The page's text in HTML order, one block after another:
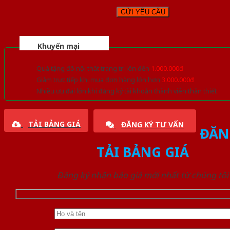
Khuyến mại
Quà tặng đồ nội thất trang trí lên đến 1.000.000đ
Giảm trực tiếp khi mua đơn hàng lớn hơn 3.000.000đ
Nhiều ưu đãi lớn khi đăng ký tài khoản thành viên thân thiết
TẢI BẢNG GIÁ ĐĂNG KÝ TƯ VẤN
TẢI BẢNG GIÁ
Đăng ký nhận báo giá mới nhất từ chúng tôi